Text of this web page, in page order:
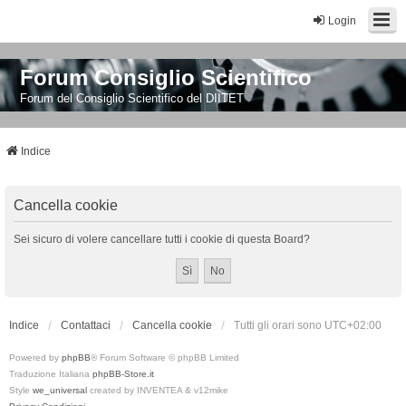
Login
Forum Consiglio Scientifico
Forum del Consiglio Scientifico del DIITET
Indice
Cancella cookie
Sei sicuro di volere cancellare tutti i cookie di questa Board?
Indice Contattaci Cancella cookie Tutti gli orari sono UTC+02:00
Powered by phpBB® Forum Software © phpBB Limited
Traduzione Italiana phpBB-Store.it
Style we_universal created by INVENTEA & v12mike